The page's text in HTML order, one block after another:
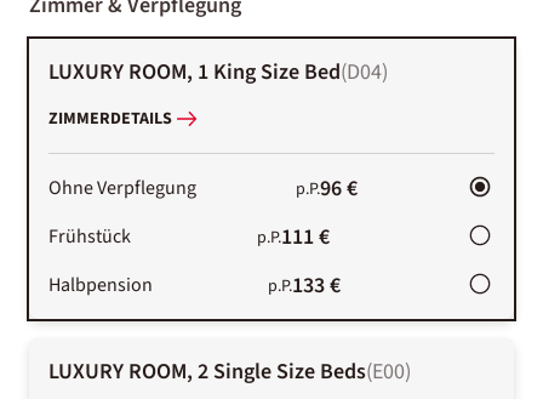
LUXURY ROOM, 1 King Size Bed(D04)
ZIMMERDETAILS
Ohne Verpflegung p.P.96 €
Frühstück p.P.111 €
Halbpension p.P.133 €
LUXURY ROOM, 2 Single Size Beds(E00)